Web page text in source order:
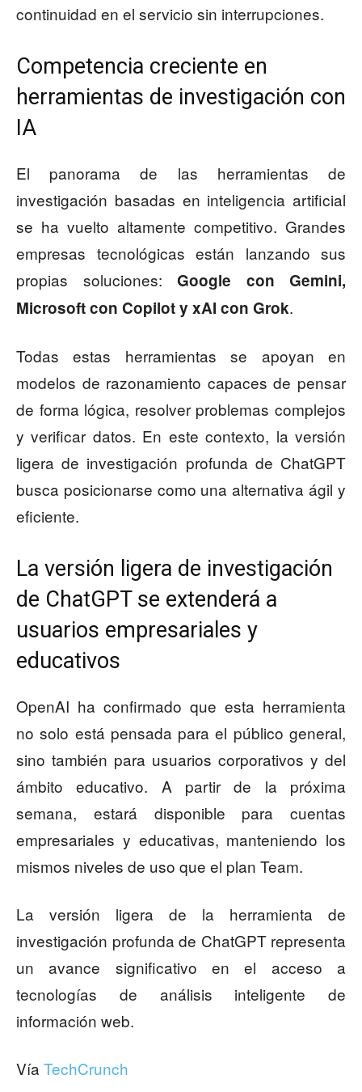
continuidad en el servicio sin interrupciones.
Competencia creciente en
herramientas de investigación con
IA
El panorama de las herramientas de
investigación basadas en inteligencia artificial
se ha vuelto altamente competitivo. Grandes
empresas tecnológicas están lanzando sus
propias soluciones: Google con
Gemini,
Microsoft con Copilot y xAI con Grok.
Todas estas herramientas se apoyan en
modelos de razonamiento capaces de pensar
de forma lógica, resolver problemas complejos
y verificar datos. En este contexto, la versión
ligera de investigación profunda de ChatGPT
busca posicionarse como una alternativa ágil y
eficiente.
La versión ligera de investigación
de ChatGPT se extenderá a
usuarios empresariales y
educativos
OpenAI ha confirmado que esta herramienta
no solo está pensada para el público general,
sino también para usuarios corporativos y del
ámbito educativo. A partir de la próxima
semana, estará disponible para cuentas
empresariales y educativas, manteniendo los
mismos niveles de uso que el plan Team.
La versión ligera de la herramienta de
investigación profunda de ChatGPT representa
un avance significativo en el acceso a
tecnologías de análisis inteligente de
información web.
Vía TechCrunch